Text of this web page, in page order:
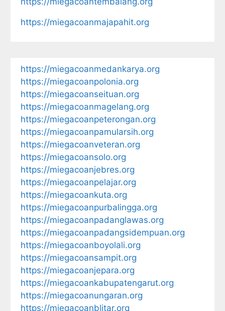
https://miegacoanmajapahit.org
https://miegacoanmedankarya.org
https://miegacoanpolonia.org
https://miegacoanseituan.org
https://miegacoanmagelang.org
https://miegacoanpeterongan.org
https://miegacoanpamularsih.org
https://miegacoanveteran.org
https://miegacoansolo.org
https://miegacoanjebres.org
https://miegacoanpelajar.org
https://miegacoankuta.org
https://miegacoanpurbalingga.org
https://miegacoanpadanglawas.org
https://miegacoanpadangsidempuan.org
https://miegacoanboyolali.org
https://miegacoansampit.org
https://miegacoanjepara.org
https://miegacoankabupatengarut.org
https://miegacoanungaran.org
https://miegacoanblitar.org